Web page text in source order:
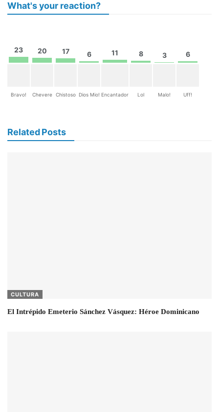
What's your reaction?
23
Bravo!
20
Chevere
17
Chistoso
6
Dios Mio!
11
Encantador
8
Lol
3
Malo!
6
Uff!
Related Posts
CULTURA
El Intrépido Emeterio Sánchez Vásquez: Héroe Dominicano